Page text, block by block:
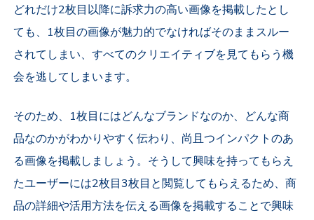
どれだけ2枚目以降に訴求力の高い画像を掲載したとし
ても、1枚目の画像が魅力的でなければそのままスルー
されてしまい、すべてのクリエイティブを見てもらう機
会を逃してしまいます。
そのため、1枚目にはどんなブランドなのか、どんな商
品なのかがわかりやすく伝わり、尚且つインパクトのあ
る画像を掲載しましょう。そうして興味を持ってもらえ
たユーザーには2枚目3枚目と閲覧してもらえるため、商
品の詳細や活用方法を伝える画像を掲載することで興味